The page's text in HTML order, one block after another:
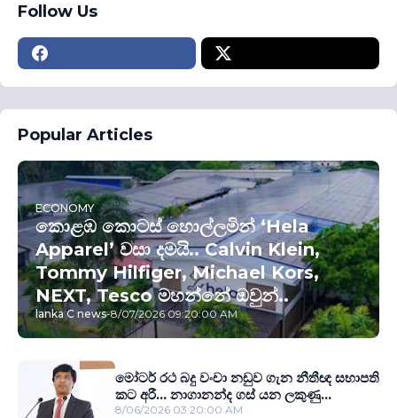
Follow Us
Popular Articles
ECONOMY
කොළඹ කොටස් හොල්ලමින් ‘Hela
Apparel’ වසා දමයි.. Calvin Klein,
Tommy Hilfiger, Michael Kors,
NEXT, Tesco මහන්නේ ඔවුන්..
lanka C news-8/07/2026 09:20:00 AM
මෝටර් රථ බදු වංචා නඩුව ගැන නීතීඥ සභාපති
කට අරී... නාගානන්ද ගස් යන ලකුණු...
8/06/2026 03:20:00 AM